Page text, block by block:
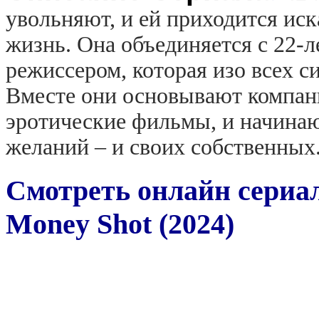
увольняют, и ей приходится
жизнь. Она объединяется с
режиссером, которая изо всех
Вместе они основывают
эротические фильмы, и
желаний – и своих
Смотреть онлайн
Money Shot (2024)